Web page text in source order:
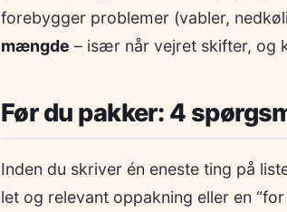
forebygger problemer (vabler,
mængde – især når vejret skifter, og
Før du pakker: 4
Inden du skriver én eneste ting på
let og relevant oppakning eller en